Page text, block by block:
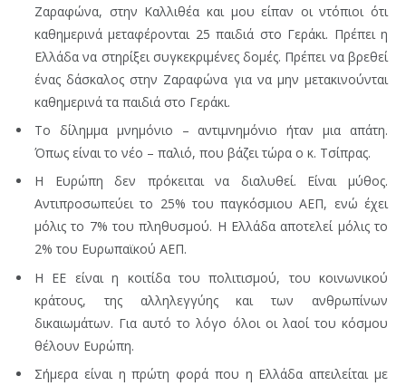
Ζαραφώνα, στην Καλλιθέα και μου είπαν οι ντόπιοι ότι
καθημερινά μεταφέρονται 25 παιδιά στο Γεράκι. Πρέπει η
Ελλάδα να στηρίξει συγκεκριμένες δομές. Πρέπει να βρεθεί
ένας δάσκαλος στην Ζαραφώνα για να μην μετακινούνται
καθημερινά τα παιδιά στο Γεράκι.
Το δίλημμα μνημόνιο – αντιμνημόνιο ήταν μια απάτη.
Όπως είναι το νέο – παλιό, που βάζει τώρα ο κ. Τσίπρας.
Η Ευρώπη δεν πρόκειται να διαλυθεί. Είναι μύθος.
Αντιπροσωπεύει το 25% του παγκόσμιου ΑΕΠ, ενώ έχει
μόλις το 7% του πληθυσμού. Η Ελλάδα αποτελεί μόλις το
2% του Ευρωπαϊκού ΑΕΠ.
Η ΕΕ είναι η κοιτίδα του πολιτισμού, του κοινωνικού
κράτους, της αλληλεγγύης και των ανθρωπίνων
δικαιωμάτων. Για αυτό το λόγο όλοι οι λαοί του κόσμου
θέλουν Ευρώπη.
Σήμερα είναι η πρώτη φορά που η Ελλάδα απειλείται με